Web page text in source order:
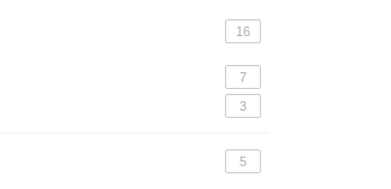
16
7
3
5